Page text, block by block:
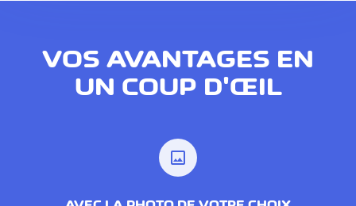
VOS AVANTAGES EN
UN COUP D'ŒIL
image